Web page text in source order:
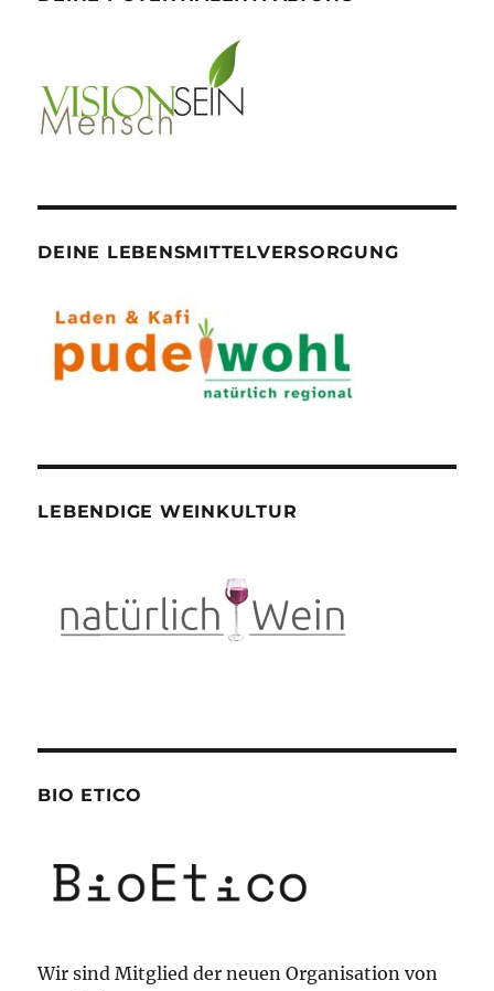
DEINE LEBENSMITTELVERSORGUNG
LEBENDIGE WEINKULTUR
BIO ETICO
Wir sind Mitglied der neuen Organisation von